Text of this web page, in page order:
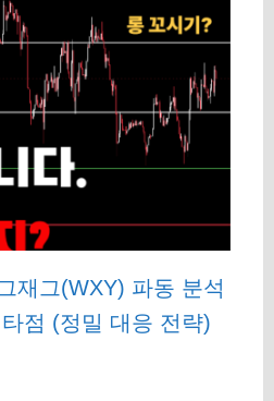
재그(WXY) 파동 분석
점 (정밀 대응 전략)